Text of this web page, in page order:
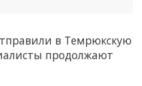
в Темрюкскую
продолжают